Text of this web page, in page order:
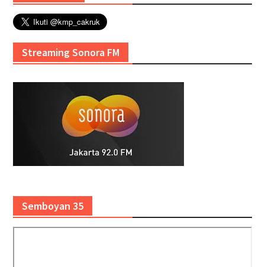
Streaming Sonora FM
Semboyan 35